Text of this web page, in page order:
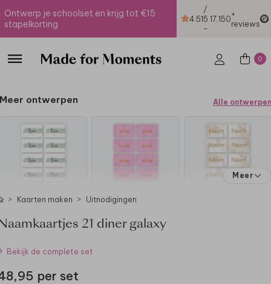
Ontwerp je schoolset en krijg tot €15
stapelkorting
4.51
/
5
-
17.150+
reviews
0
Meer ontwerpen Alle ontwerpen
Meer
Kaarten maken Uitnodigingen
21 diner galaxy
Bekijk de complete set
per set